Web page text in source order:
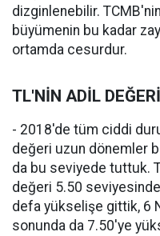
dizginlenebilir.
büyümenin bu kadar
ortamda cesurdur.
TL'NİN ADİL
- 2018'de tüm ciddi
değeri uzun dönemler
da bu seviyede tuttuk.
değeri 5.50
defa yükselişe gittik, 6
sonunda da 7.50'ye